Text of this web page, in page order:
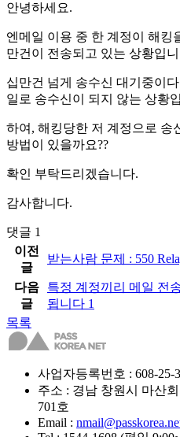
안녕하세요.
엔메일 이용 중 한 계정이 해킹
만건이 전송되고 있는 상황입
십만건 넘게 송수신 대기중이
일로 송수신이 되지 않는 상황
하여, 해킹당한 저 계정으로 송
방법이 있을까요??
확인 부탁드리겠습니다.
감사합니다.
댓글 1
이전
글
받는사람 문제 : 550
다음
글
특정 계정끼리 메일 전
됩니다 1
목록
사업자등록번호 : 608-
주소 : 경남 창원시 마산
701호
Email :